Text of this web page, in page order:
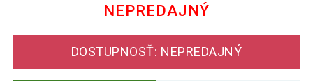
NEPREDAJNÝ
DOSTUPNOSŤ: NEPREDAJNÝ